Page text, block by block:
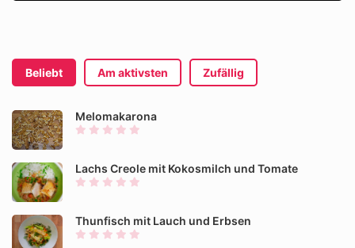
Beliebt Am aktivsten Zufällig
Melomakarona
Lachs Creole mit Kokosmilch und Tomate
Thunfisch mit Lauch und Erbsen